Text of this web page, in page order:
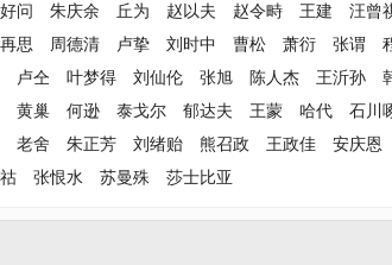
问 朱庆余 丘为 赵以夫 赵令畤 王建 汪曾
思 周德清 卢挚 刘时中 曹松 萧衍 张谓
卢仝 叶梦得 刘仙伦 张旭 陈人杰 王沂孙
黄巢 何逊 泰戈尔 郁达夫 王蒙 哈代 石川
老舍 朱正芳 刘绪贻 熊召政 王政佳 安庆恩
张恨水 苏曼殊 莎士比亚